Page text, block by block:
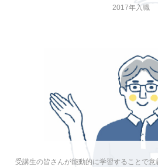
2017年入職
受講生の皆さんが能動的に学習することで